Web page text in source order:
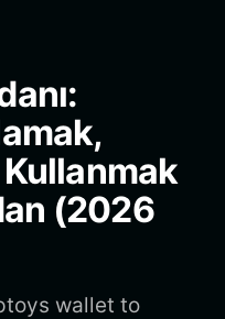
(2026
wallet to